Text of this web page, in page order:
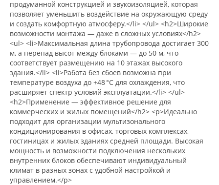
продуманной конструкцией и звукоизоляцией, которая
позволяет уменьшить воздействие на окружающую среду
и создать комфортную атмосферу.</li> </ul> <h2>Широкие
возможности монтажа — даже в сложных условиях</h2>
<ul> <li>Максимальная длина трубопровода достигает 300
м, а перепад высот между блоками — до 50 м, что
соответствует размещению на 10 этажах высокого
здания.</li> <li>Работа без сбоев возможна при
температуре воздуха до +48 °C для охлаждения, что
расширяет спектр условий эксплуатации.</li> </ul>
<h2>Применение — эффективное решение для
коммерческих и жилых помещений</h2> <p>Идеально
подходит для организации мультизонального
кондиционирования в офисах, торговых комплексах,
гостиницах и жилых зданиях средней площади. Высокая
мощность и возможности подключения нескольких
внутренних блоков обеспечивают индивидуальный
климат в разных зонах с удобной настройкой и
управлением.</p>